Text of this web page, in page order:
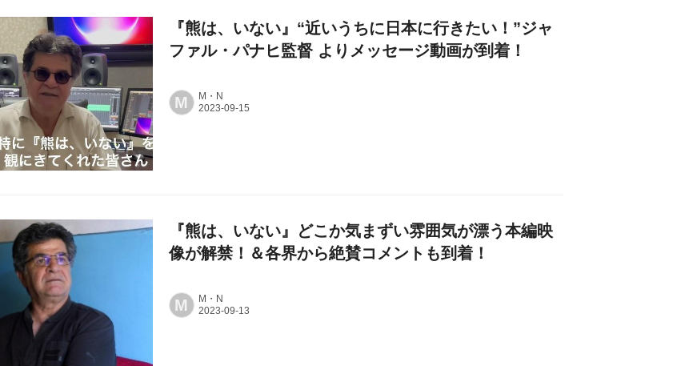
『熊は、いない』“近いうちに日本に行きたい！”ジャ
ファル・パナヒ監督 よりメッセージ動画が到着！
M M・N
『熊は、いない』どこか気まずい雰囲気が漂う本編映
像が解禁！＆各界から絶賛コメントも到着！
M M・N